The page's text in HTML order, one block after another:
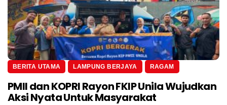
BERITA UTAMA LAMPUNG BERJAYA RAGAM
PMII dan KOPRI Rayon FKIP Unila Wujudkan
Aksi Nyata Untuk Masyarakat